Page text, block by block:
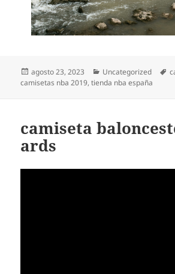
Publicado
el
agosto 23, 2023 Categorías
Uncategorized
camisetas nba 2019,tienda nba españa
camiseta
ards